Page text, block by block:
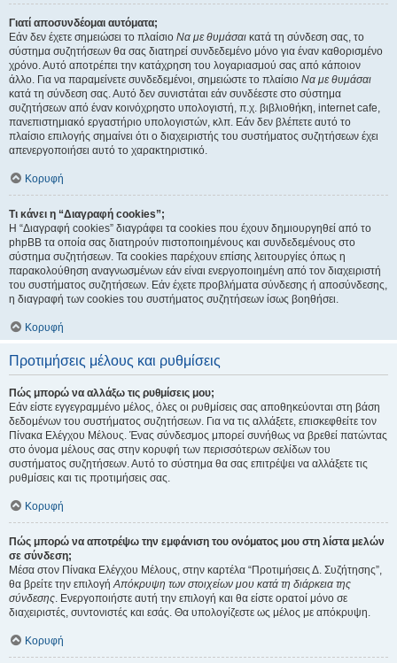
Γιατί αποσυνδέομαι αυτόματα;
Εάν δεν έχετε σημειώσει το πλαίσιο Να με θυμάσαι κατά τη σύνδεση σας, το
σύστημα συζητήσεων θα σας διατηρεί συνδεδεμένο μόνο για έναν καθορισμένο
χρόνο. Αυτό αποτρέπει την κατάχρηση του λογαριασμού σας από κάποιον
άλλο. Για να παραμείνετε συνδεδεμένοι, σημειώστε το πλαίσιο Να με θυμάσαι
κατά τη σύνδεση σας. Αυτό δεν συνιστάται εάν συνδέεστε στο σύστημα
συζητήσεων από έναν κοινόχρηστο υπολογιστή, π.χ. βιβλιοθήκη, internet cafe,
πανεπιστημιακό εργαστήριο υπολογιστών, κλπ. Εάν δεν βλέπετε αυτό το
πλαίσιο επιλογής σημαίνει ότι ο διαχειριστής του συστήματος συζητήσεων έχει
απενεργοποιήσει αυτό το χαρακτηριστικό.
Κορυφή
Τι κάνει η “Διαγραφή cookies”;
Η “Διαγραφή cookies” διαγράφει τα cookies που έχουν δημιουργηθεί από το
phpBB τα οποία σας διατηρούν πιστοποιημένους και συνδεδεμένους στο
σύστημα συζητήσεων. Τα cookies παρέχουν επίσης λειτουργίες όπως η
παρακολούθηση αναγνωσμένων εάν είναι ενεργοποιημένη από τον διαχειριστή
του συστήματος συζητήσεων. Εάν έχετε προβλήματα σύνδεσης ή αποσύνδεσης,
η διαγραφή των cookies του συστήματος συζητήσεων ίσως βοηθήσει.
Κορυφή
Προτιμήσεις μέλους και ρυθμίσεις
Πώς μπορώ να αλλάξω τις ρυθμίσεις μου;
Εάν είστε εγγεγραμμένο μέλος, όλες οι ρυθμίσεις σας αποθηκεύονται στη βάση
δεδομένων του συστήματος συζητήσεων. Για να τις αλλάξετε, επισκεφθείτε τον
Πίνακα Ελέγχου Μέλους. Ένας σύνδεσμος μπορεί συνήθως να βρεθεί πατώντας
στο όνομα μέλους σας στην κορυφή των περισσότερων σελίδων του
συστήματος συζητήσεων. Αυτό το σύστημα θα σας επιτρέψει να αλλάξετε τις
ρυθμίσεις και τις προτιμήσεις σας.
Κορυφή
Πώς μπορώ να αποτρέψω την εμφάνιση του ονόματος μου στη λίστα μελών
σε σύνδεση;
Μέσα στον Πίνακα Ελέγχου Μέλους, στην καρτέλα “Προτιμήσεις Δ. Συζήτησης”,
θα βρείτε την επιλογήΑπόκρυψη των στοιχείων μου κατά τη διάρκεια της
σύνδεσης. Ενεργοποιήστε αυτή την επιλογή και θα είστε ορατοί μόνο σε
διαχειριστές, συντονιστές και εσάς. Θα υπολογίζεστε ως μέλος με απόκρυψη.
Κορυφή